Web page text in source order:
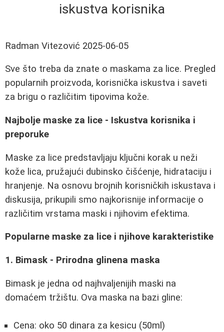
iskustva korisnika
Radman Vitezović 2025-06-05
Sve što treba da znate o maskama za lice. Pregled
popularnih proizvoda, korisnička iskustva i saveti
za brigu o različitim tipovima kože.
Najbolje maske za lice - Iskustva korisnika i
preporuke
Maske za lice predstavljaju ključni korak u neži
kože lica, pružajući dubinsko čišćenje, hidrataciju i
hranjenje. Na osnovu brojnih korisničkih iskustava i
diskusija, prikupili smo najkorisnije informacije o
različitim vrstama maski i njihovim efektima.
Popularne maske za lice i njihove karakteristike
1. Bimask - Prirodna glinena maska
Bimask je jedna od najhvaljenijih maski na
domaćem tržištu. Ova maska na bazi gline:
Cena: oko 50 dinara za kesicu (50ml)